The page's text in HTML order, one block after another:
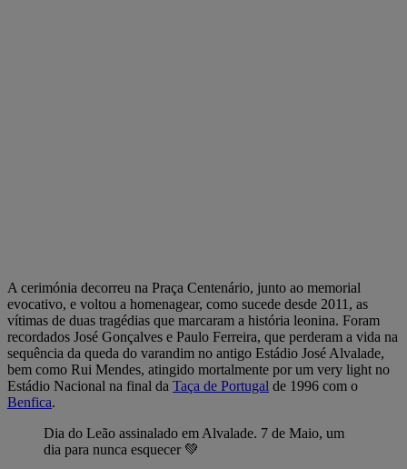
A cerimónia decorreu na Praça Centenário, junto ao memorial
evocativo, e voltou a homenagear, como sucede desde 2011, as
vítimas de duas tragédias que marcaram a história leonina. Foram
recordados José Gonçalves e Paulo Ferreira, que perderam a vida na
sequência da queda do varandim no antigo Estádio José Alvalade,
bem como Rui Mendes, atingido mortalmente por um very light no
Estádio Nacional na final da Taça de Portugal de 1996 com o
Benfica.
Dia do Leão assinalado em Alvalade. 7 de Maio, um
dia para nunca esquecer 💚